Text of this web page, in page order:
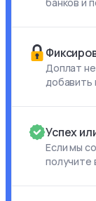
Доплат
добавить
Успех
Если мы
получите